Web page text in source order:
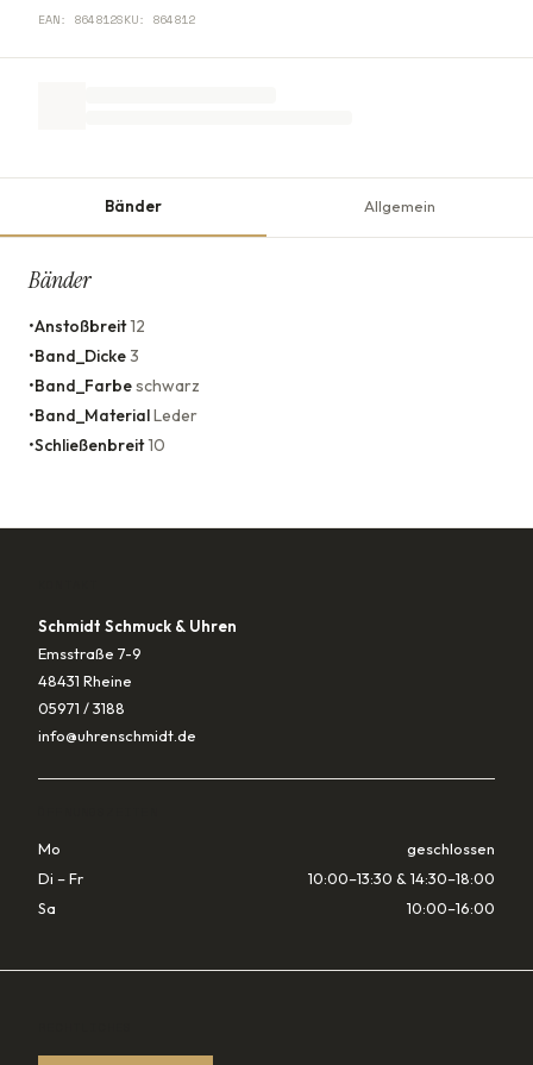
EAN: 864812SKU: 864812
Bänder Allgemein
Bänder
•Anstoßbreit12
•Band_Dicke3
•Band_Farbeschwarz
•Band_MaterialLeder
•Schließenbreit10
Schmidt Schmuck & Uhren
Emsstraße 7-9
48431 Rheine
05971 / 3188
info@uhrenschmidt.de
Mo
geschlossen
Di – Fr
10:00–13:30 & 14:30–18:00
Sa
10:00–16:00